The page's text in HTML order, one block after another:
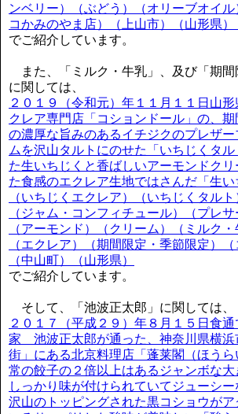
ンベリー）（ぶどう）（オリーブオイル
コかみのやま店）（上山市）（山形県）
でご紹介しています。
また、「ミルク・牛乳」、及び「期間
に関しては、
２０１９（令和元）年１１月１１日山
クレア専門店「コションドール」の、
の濃厚な旨みのあるイチジクのプレザ
ムを沢山タルトにのせた「いちじくタ
た生いちじくと香ばしいアーモンドク
た食感のエクレア生地ではさんだ「生い
（いちじくエクレア）（いちじくタルト
（ジャム・コンフィチュール）（プレサ
（アーモンド）（クリーム）（ミルク・
（エクレア）（期間限定・季節限定）（
（中山町）（山形県）
でご紹介しています。
そして、「池波正太郎」に関しては、
２０１７（平成２９）年８月１５日食
家 池波正太郎が通った、神奈川県横浜
街」にある北京料理店「蓬莱閣（ほう
常の餃子の２倍以上はあるジャンボな
しっかり味が付けられていてジューシー
沢山のトッピングされた黒コショウが